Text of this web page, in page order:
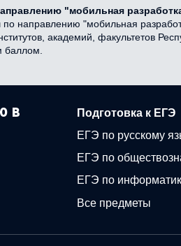
"мобильная
направлению "мобильная
академий, факультетов
баллом.
в
Подготовка к ЕГЭ
ЕГЭ по русскому
ЕГЭ по
ЕГЭ по
Все предметы